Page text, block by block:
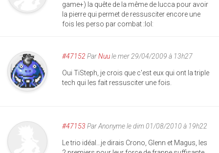
game+) la quête de la même de lucca pour avoir
la pierre qui permet de ressusciter encore une
fois les perso par combat :lol:
#47152 ParNuule mer 29/04/2009 à 13h27
Oui TiSteph, je crois que c'est eux qui ont la triple
tech qui les fait ressusciter une fois.
#47153 ParAnonymele dim 01/08/2010 à 19h22
Le trio idéal...je dirais Crono, Glenn et Magus, les